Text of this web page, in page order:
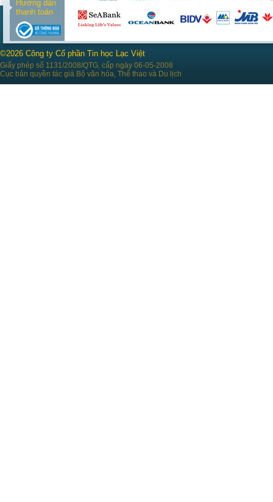
Hướng dẫn
thanh toán
©2026 Công ty Cổ phần Tin học Lạc Việt
Giấy phép số 1131/2008/QTG, cấp ngày 06-05-2008
Cục bản quyền tác giả Bộ văn hóa, Thể thao và Du lịch